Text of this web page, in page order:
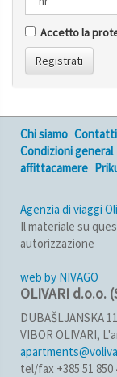
Accetto la
Registrati
Chi siamo Contatti
Condizioni general
affittacamere
Agenzia di viaggi
Il materiale su
autorizzazione
web by NIVAGO
OLIVARI d.o.o.
DUBAŠLJANSKA
VIBOR OLIVARI,
tel/fax +385 51 850